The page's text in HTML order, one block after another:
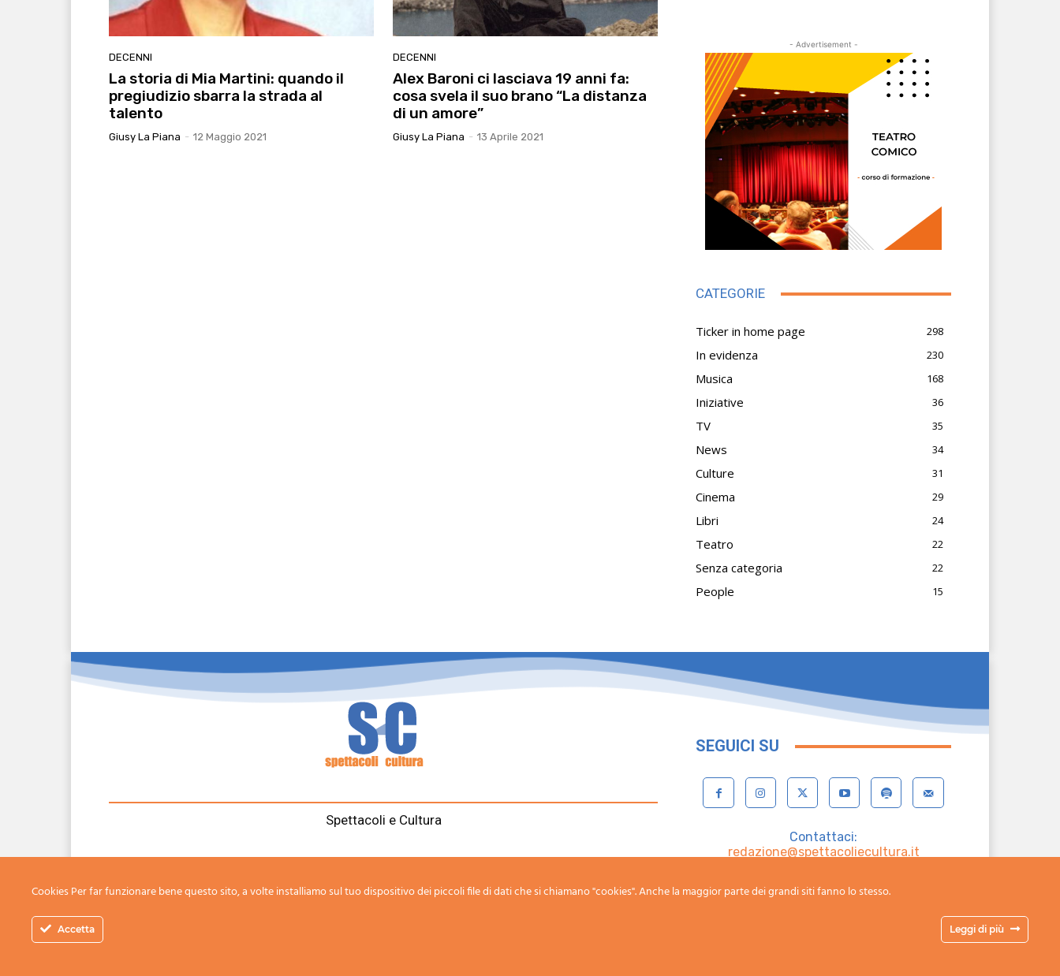
DECENNI
La storia di Mia Martini: quando il
pregiudizio sbarra la strada al
talento
Giusy La Piana - 12 Maggio 2021
DECENNI
Alex Baroni ci lasciava 19 anni fa:
cosa svela il suo brano “La distanza
di un amore”
Giusy La Piana - 13 Aprile 2021
- Advertisement -
CATEGORIE
Ticker in home page 298
In evidenza 230
Musica 168
Iniziative 36
TV 35
News 34
Culture 31
Cinema 29
Libri 24
Teatro 22
Senza categoria 22
People 15
Spettacoli e Cultura
SEGUICI SU
Contattaci:
redazione@spettacoliecultura.it
Cookies Per far funzionare bene questo sito, a volte installiamo sul tuo dispositivo dei piccoli file di dati che si chiamano "cookies". Anche la maggior parte dei grandi siti fanno lo stesso.
Accetta Leggi di più